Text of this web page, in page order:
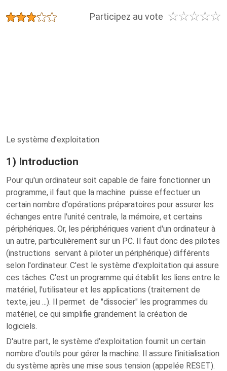
Participez au vote ☆☆☆☆☆
★★★★★
Le système d’exploitation
1) Introduction
Pour qu'un ordinateur soit capable de faire fonctionner un
programme, il faut que la machine puisse effectuer un
certain nombre d'opérations préparatoires pour assurer les
échanges entre l'unité centrale, la mémoire, et certains
périphériques. Or, les périphériques varient d'un ordinateur à
un autre, particulièrement sur un PC. Il faut donc des pilotes
(instructions servant à piloter un périphérique) différents
selon l'ordinateur. C'est le système d'exploitation qui assure
ces tâches. C'est un programme qui établit les liens entre le
matériel, l'utilisateur et les applications (traitement de
texte, jeu ...). Il permet de "dissocier" les programmes du
matériel, ce qui simplifie grandement la création de
logiciels.
D'autre part, le système d'exploitation fournit un certain
nombre d'outils pour gérer la machine. Il assure l'initialisation
du système après une mise sous tension (appelée RESET).